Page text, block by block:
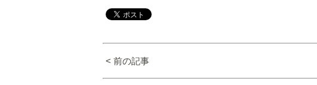
< 前の記事